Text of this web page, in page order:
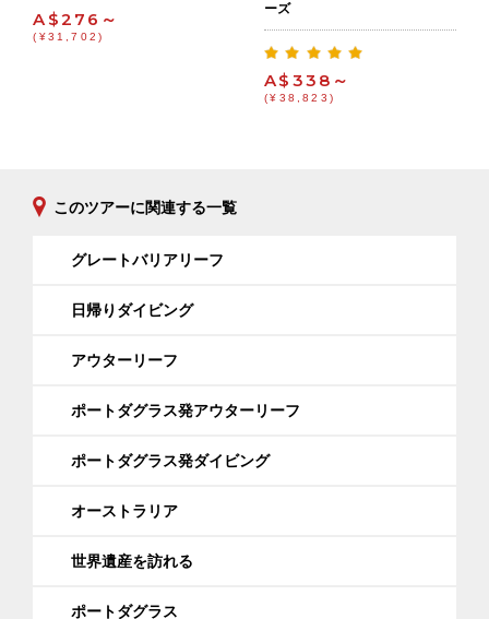
A$276～
(¥31,702)
ーズ
A$338～
(¥38,823)
このツアーに関連する一覧
グレートバリアリーフ
日帰りダイビング
アウターリーフ
ポートダグラス発アウターリーフ
ポートダグラス発ダイビング
オーストラリア
世界遺産を訪れる
ポートダグラス